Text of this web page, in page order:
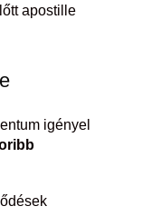
apostille
igényel